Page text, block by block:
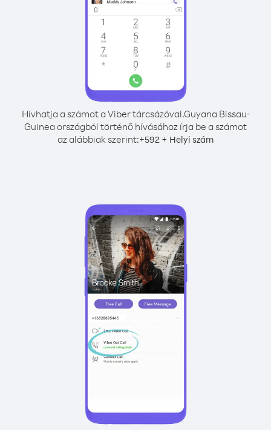
Hívhatja a számot a Viber tárcsázóval.Guyana Bissau-
Guinea országból történő hívásához írja be a számot
az alábbiak szerint:+592 + Helyi szám